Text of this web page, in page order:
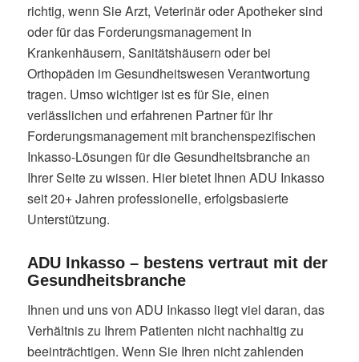
richtig, wenn Sie Arzt, Veterinär oder Apotheker sind
oder für das Forderungsmanagement in
Krankenhäusern, Sanitätshäusern oder bei
Orthopäden im Gesundheitswesen Verantwortung
tragen. Umso wichtiger ist es für Sie, einen
verlässlichen und erfahrenen Partner für Ihr
Forderungsmanagement mit branchenspezifischen
Inkasso-Lösungen für die Gesundheitsbranche an
Ihrer Seite zu wissen. Hier bietet Ihnen ADU Inkasso
seit 20+ Jahren professionelle, erfolgsbasierte
Unterstützung.
ADU Inkasso – bestens vertraut mit der
Gesundheitsbranche
Ihnen und uns von ADU Inkasso liegt viel daran, das
Verhältnis zu Ihrem Patienten nicht nachhaltig zu
beeinträchtigen. Wenn Sie Ihren nicht zahlenden